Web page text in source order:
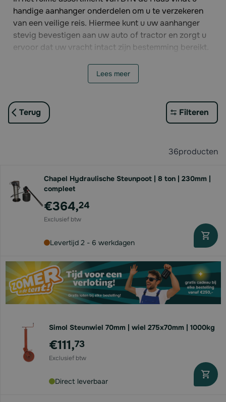
handige aanhanger onderdelen om u te verzekeren
van een veilige reis. Hiermee kunt u uw aanhanger
stevig bevestigen aan uw auto of tractor en zorgt u
ervoor dat uw vracht intact zijn bestemming bereikt.
te verzekeren tijdens de rit. Van koppelingen
spatborden aanhanger, u vindt alle aanhanger
Lees meer
Terug Filteren
36producten
Chapel Hydraulische Steunpoot | 8 ton | 230mm |
compleet
€364,24
Levertijd 2 - 6 werkdagen
Simol Steunwiel 70mm | wiel 275x70mm | 1000kg
€111,73
Direct leverbaar